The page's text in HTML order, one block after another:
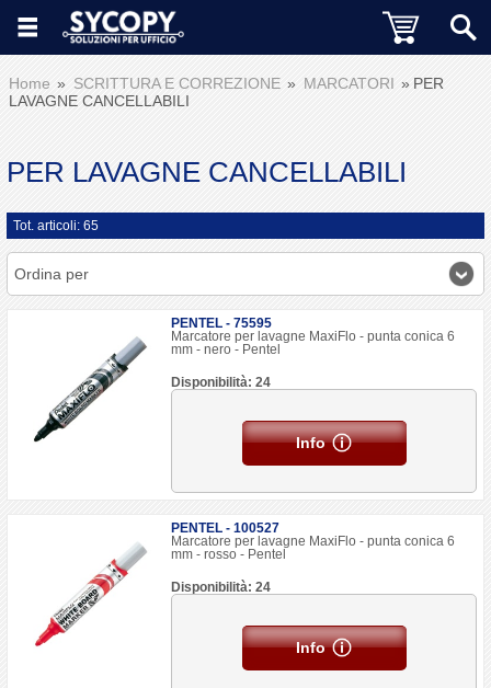
Home SCRITTURA E CORREZIONE MARCATORI
PER
LAVAGNE CANCELLABILI
PER LAVAGNE CANCELLABILI
Tot. articoli: 65
Ordina per
PENTEL - 75595
Marcatore per lavagne MaxiFlo - punta conica 6
mm - nero - Pentel
Disponibilità: 24
Info
PENTEL - 100527
Marcatore per lavagne MaxiFlo - punta conica 6
mm - rosso - Pentel
Disponibilità: 24
Info